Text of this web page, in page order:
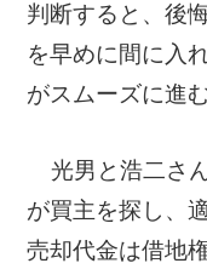
判断すると、後
を早めに間に入
がスムーズに進む
光男と浩二さ
が買主を探し、
売却代金は借地